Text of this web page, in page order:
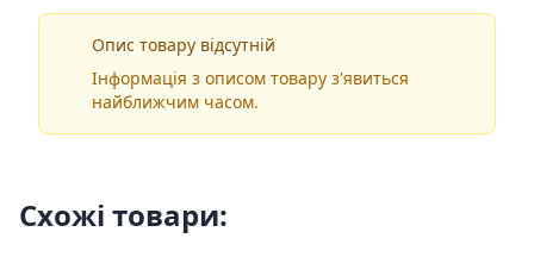
Опис товару відсутній
Інформація з описом товару з'явиться
найближчим часом.
Схожі товари: